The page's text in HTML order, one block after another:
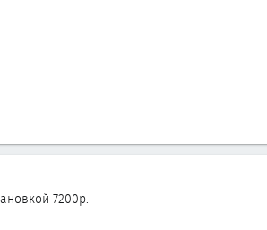
7200р.